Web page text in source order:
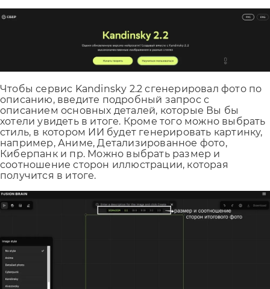
Чтобы сервис Kandinsky 2.2 сгенерировал фото по
описанию, введите подробный запрос с
описанием основных деталей, которые Вы бы
хотели увидеть в итоге. Кроме того можно выбрать
стиль, в котором ИИ будет генерировать картинку,
например, Аниме, Детализированное фото,
Киберпанк и пр. Можно выбрать размер и
соотношение сторон иллюстрации, которая
получится в итоге.